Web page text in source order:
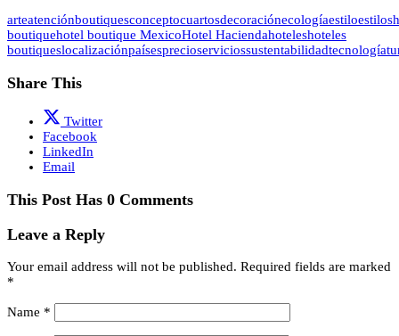
arteatenciónboutiquesconceptocuartosdecoraciónecologíaestiloestilos
boutiquehotel boutique MexicoHotel Haciendahoteleshoteles
boutiqueslocalizaciónpaísesprecioserviciossustentabilidadtecnología
Share This
Twitter
Facebook
LinkedIn
Email
This Post Has 0 Comments
Leave a Reply
Your email address will not be published. Required fields are marked
*
Name *